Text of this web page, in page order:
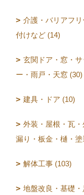
介護・バリアフ
付けなど (14)
玄関ドア・窓・
ー・雨戸・天窓 (30)
建具・ドア (10)
外装・屋根・瓦
漏り・板金・樋・塗
解体工事 (103)
地盤改良・基礎